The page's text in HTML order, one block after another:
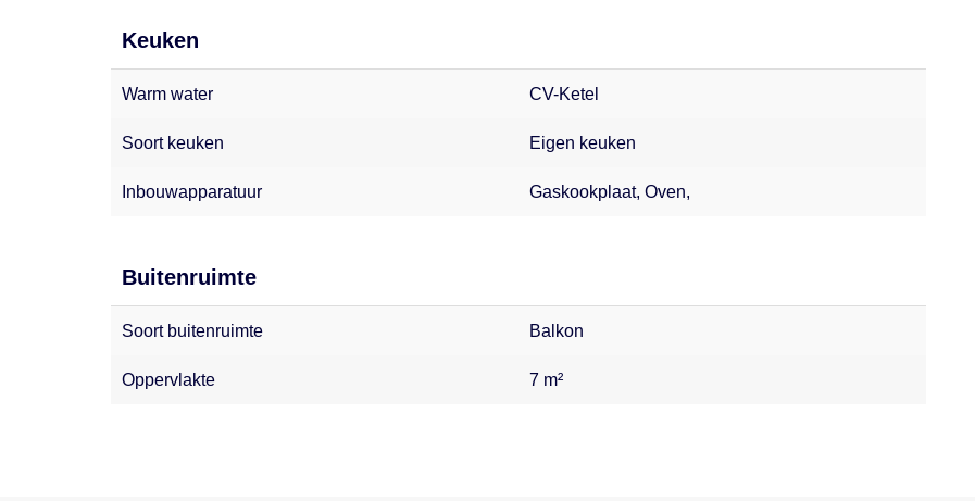
Keuken
Warm water CV-Ketel
Soort keuken Eigen keuken
Inbouwapparatuur Gaskookplaat, Oven,
Buitenruimte
Soort buitenruimte Balkon
Oppervlakte 7 m²